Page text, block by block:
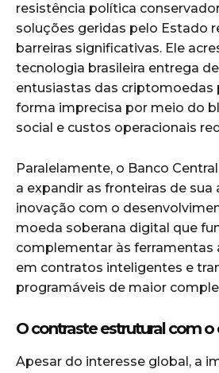
resistência política
soluções geridas pelo Estado
barreiras significativas. Ele
tecnologia brasileira entrega
entusiastas das
forma imprecisa por meio do
social e custos operacionais
Paralelamente, o Banco
a expandir as fronteiras de sua
inovação com o
moeda soberana digital que
complementar às ferramentas
em contratos inteligentes e
programáveis de maior
O contraste estrutural com
Apesar do interesse global, a